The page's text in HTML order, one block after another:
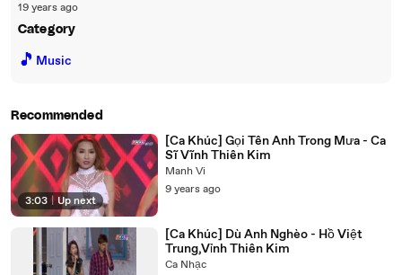
19 years ago
Category
🎵 Music
Recommended
3:03 | Up next
[Ca Khúc] Gọi Tên Anh Trong Mưa - Ca
Sĩ Vĩnh Thiên Kim
Manh Vi
9 years ago
[Ca Khúc] Dù Anh Nghèo - Hồ Việt
Trung,Vỉnh Thiên Kim
Ca Nhạc